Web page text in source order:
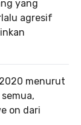
yang
agresif
menurut
on dari